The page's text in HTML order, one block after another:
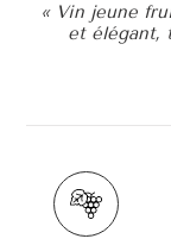
« Vin jeune
et élégant,